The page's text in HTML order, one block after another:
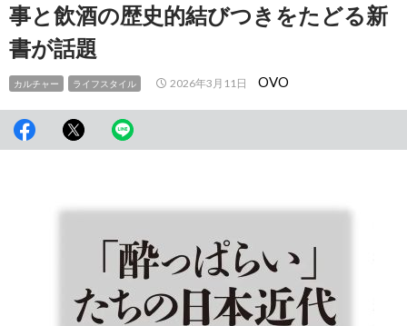
事と飲酒の歴史的結びつきをたどる新
書が話題
カルチャー ライフスタイル 2026年3月11日 OVO